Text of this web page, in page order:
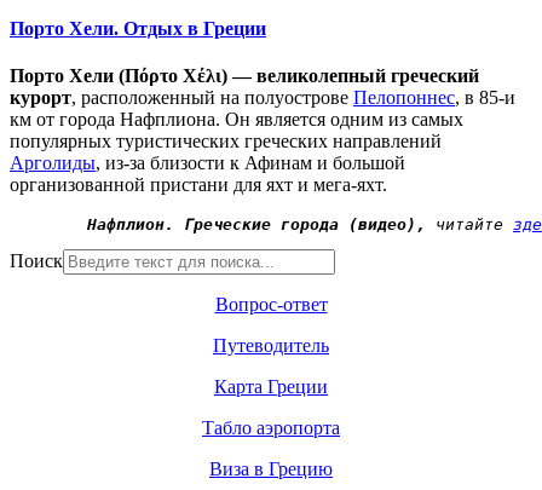
Порто Хели. Отдых в Греции
Порто Хели (Πόρτο Χέλι) — великолепный греческий
курорт, расположенный на полуострове Пелопоннес, в 85-и
км от города Нафплиона. Он является одним из самых
популярных туристических греческих направлений
Арголиды, из-за близости к Афинам и большой
организованной пристани для яхт и мега-яхт.
Нафплион. Греческие города (видео), читайте
Поиск
Вопрос-ответ
Путеводитель
Карта Греции
Табло аэропорта
Виза в Грецию